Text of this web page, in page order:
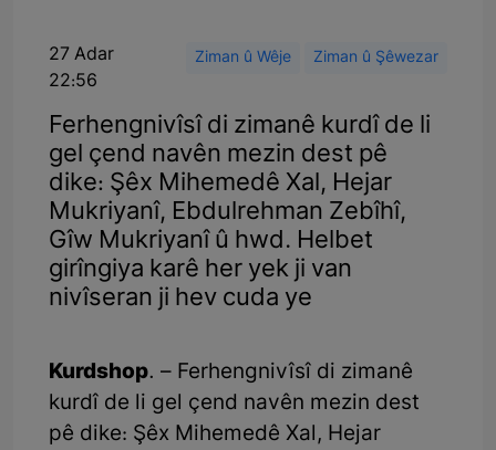
27 Adar
22:56
Ziman û Wêje Ziman û Şêwezar
Ferhengnivîsî di zimanê kurdî de li
gel çend navên mezin dest pê
dike: Şêx Mihemedê Xal, Hejar
Mukriyanî, Ebdulrehman Zebîhî,
Gîw Mukriyanî û hwd. Helbet
girîngiya karê her yek ji van
nivîseran ji hev cuda ye
Kurdshop. – Ferhengnivîsî di zimanê
kurdî de li gel çend navên mezin dest
pê dike: Şêx Mihemedê Xal, Hejar